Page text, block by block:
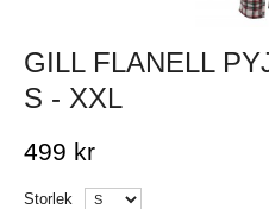
GILL FLANELL
S - XXL
499 kr
Storlek